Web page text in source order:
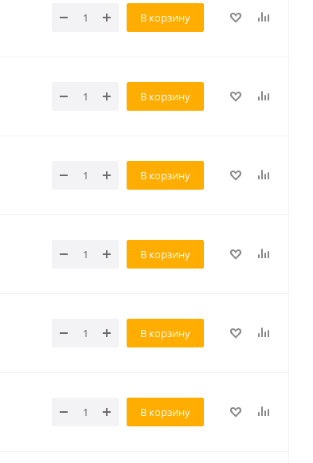
В корзину
В корзину
В корзину
В корзину
В корзину
В корзину